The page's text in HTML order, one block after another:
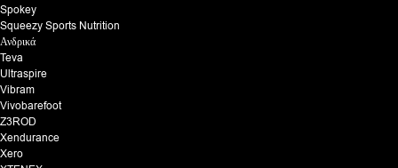
Spokey
Squeezy Sports Nutrition
Ανδρικά
Teva
Ultraspire
Vibram
Vivobarefoot
Z3ROD
Xendurance
Xero